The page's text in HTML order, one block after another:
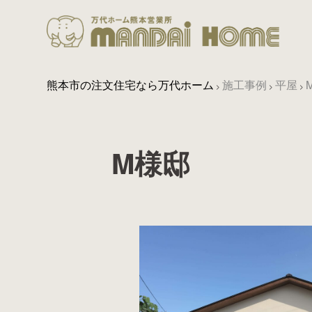
熊本市の注文住宅なら万代ホーム > 施工事例 >平屋 >
M様邸